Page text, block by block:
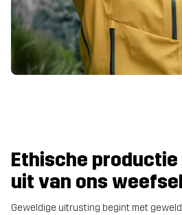
Ethische
uit van ons weefsel
Geweldige uitrusting begint met